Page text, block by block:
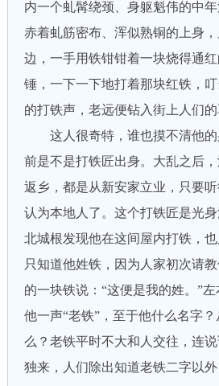
内一个虬髯绕颈、身躯魁伟的中
赤着虬筋密布、浑似熟铜的上身
边，一手用铁钳钳着一块烧得通
锤，一下一下地打着那块红铁，
的打铁声，老远便钻入街上人们的
这人很奇特，谁也摸不清他的
前是不是打铁匠出身。大乱之后
返乡，都是从新安家立业，只要
认为本地人了。这个打铁匠是光
北城根发现他在这间屋内打铁，
只知道他姓铁，因为人家初次请
的一块铁说：“这便是我的姓。”
他一声“老铁”，至于他什么名字
么？老铁平时不大和人交往，连
独来，人们除出知道老铁二字以